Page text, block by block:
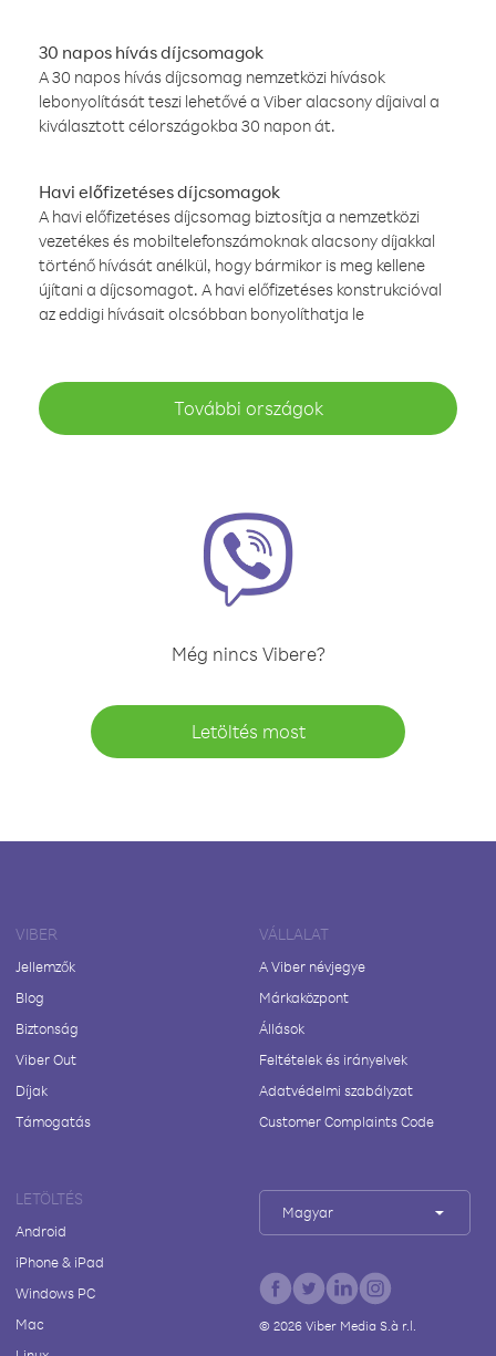
30 napos hívás díjcsomagok
A 30 napos hívás díjcsomag nemzetközi hívások
lebonyolítását teszi lehetővé a Viber alacsony díjaival a
kiválasztott célországokba 30 napon át.
Havi előfizetéses díjcsomagok
A havi előfizetéses díjcsomag biztosítja a nemzetközi
vezetékes és mobiltelefonszámoknak alacsony díjakkal
történő hívását anélkül, hogy bármikor is meg kellene
újítani a díjcsomagot. A havi előfizetéses konstrukcióval
az eddigi hívásait olcsóbban bonyolíthatja le
További országok
Még nincs Vibere?
Letöltés most
VIBER
Jellemzők
Blog
Biztonság
Viber Out
Díjak
Támogatás
VÁLLALAT
A Viber névjegye
Márkaközpont
Állások
Feltételek és irányelvek
Adatvédelmi szabályzat
Customer Complaints Code
LETÖLTÉS
Android
iPhone & iPad
Windows PC
Mac
Magyar
© 2026Viber Media S.à r.l.